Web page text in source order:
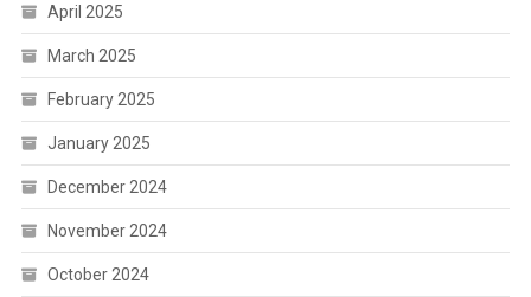
April 2025
March 2025
February 2025
January 2025
December 2024
November 2024
October 2024